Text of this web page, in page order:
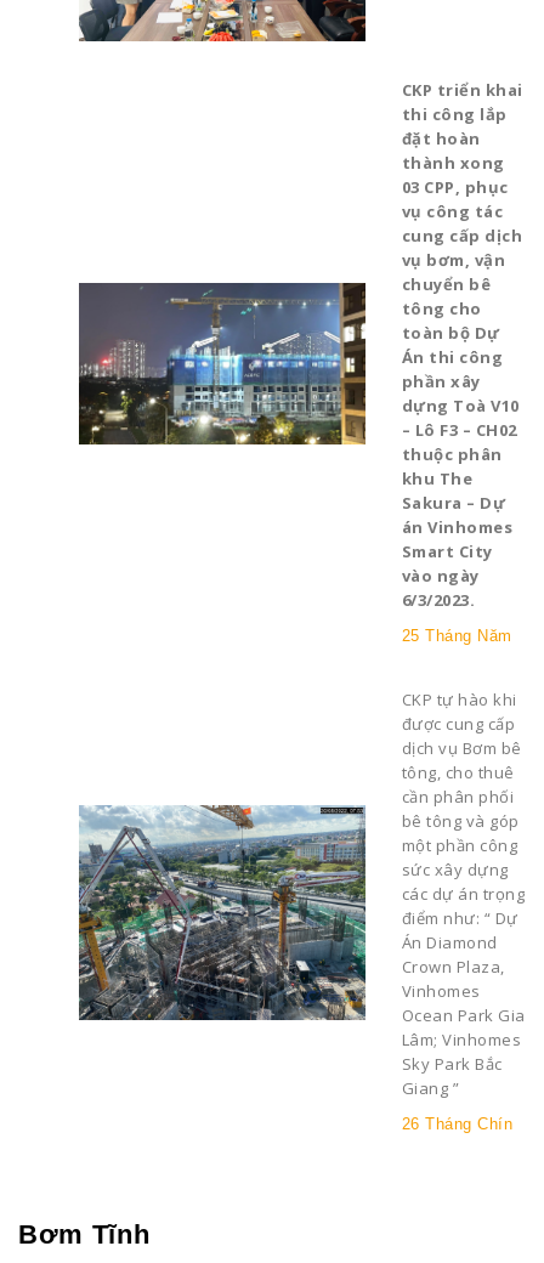
CKP triển khai
thi công lắp
đặt hoàn
thành xong
03 CPP, phục
vụ công tác
cung cấp dịch
vụ bơm, vận
chuyển bê
tông cho
toàn bộ Dự
Án thi công
phần xây
dựng Toà V10
– Lô F3 – CH02
thuộc phân
khu The
Sakura – Dự
án Vinhomes
Smart City
vào ngày
6/3/2023.
25 Tháng Năm
CKP tự hào khi
được cung cấp
dịch vụ Bơm bê
tông, cho thuê
cần phân phối
bê tông và góp
một phần công
sức xây dựng
các dự án trọng
điểm như: “ Dự
Án Diamond
Crown Plaza,
Vinhomes
Ocean Park Gia
Lâm; Vinhomes
Sky Park Bắc
Giang ”
26 Tháng Chín
Bơm Tĩnh